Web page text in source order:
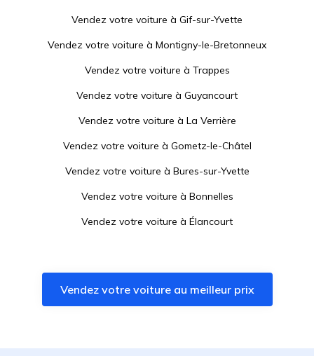
Vendez votre voiture à Gif-sur-Yvette
Vendez votre voiture à Montigny-le-Bretonneux
Vendez votre voiture à Trappes
Vendez votre voiture à Guyancourt
Vendez votre voiture à La Verrière
Vendez votre voiture à Gometz-le-Châtel
Vendez votre voiture à Bures-sur-Yvette
Vendez votre voiture à Bonnelles
Vendez votre voiture à Élancourt
Vendez votre voiture àForges-les-Bains
Vendez votre voiture àBuc
Vendez votre voiture au meilleur prix